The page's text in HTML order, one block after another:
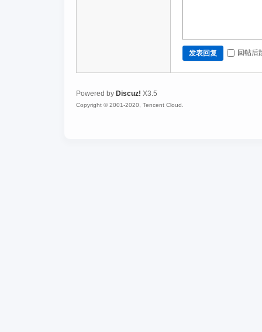
发表回复 回帖后
Powered by Discuz! X3.5
Copyright © 2001-2020, Tencent Cloud.